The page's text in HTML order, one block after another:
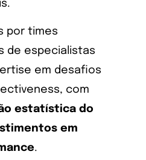
por times
de especialistas
em desafios
com
estatística do
em
.